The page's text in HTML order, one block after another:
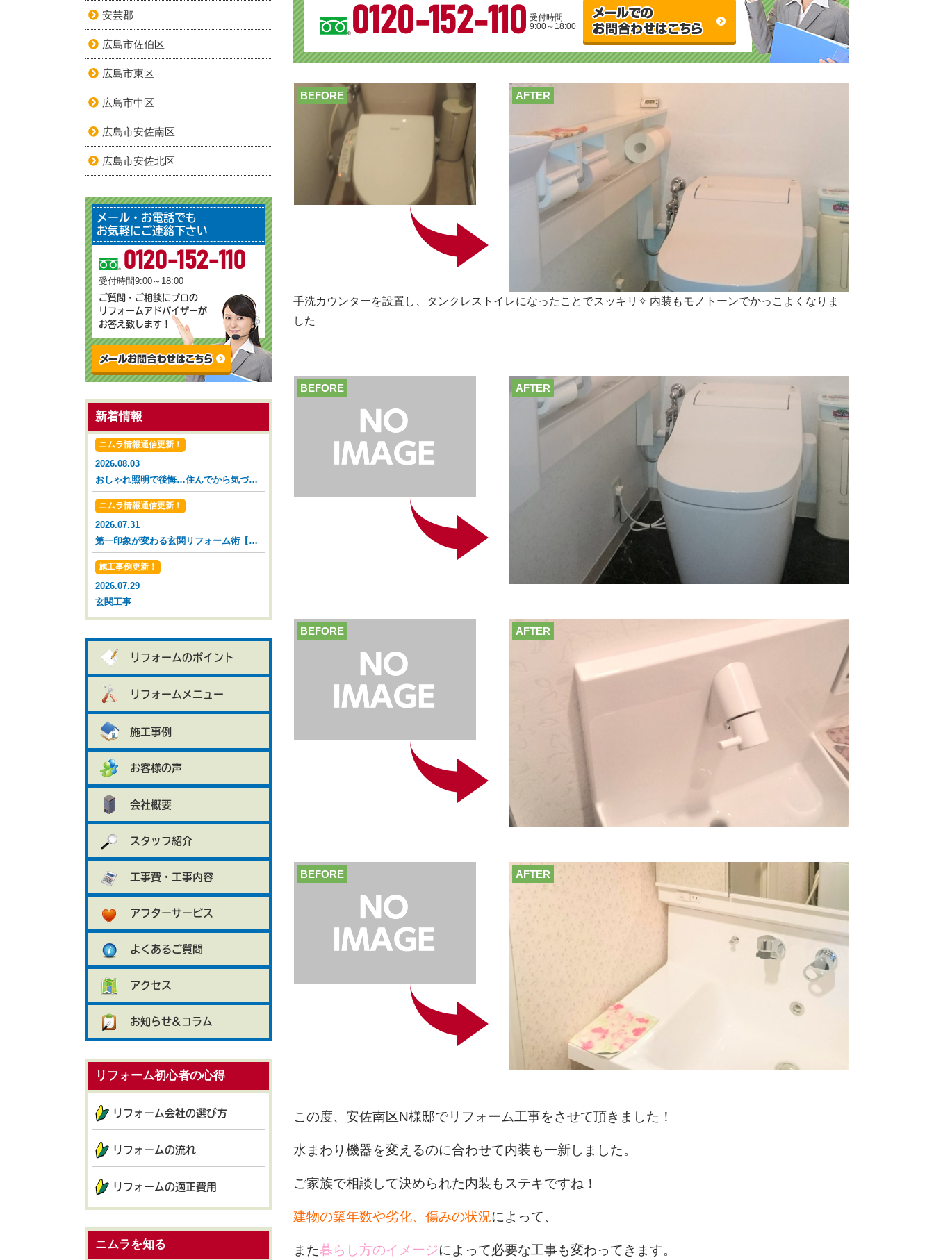
0120-152-110 受付時間
9:00～18:00
AFTER
BEFORE
手洗カウンターを設置し、タンクレストイレになったことでスッキリ✧ 内装もモノトーンでかっこよくなりま
した
AFTER
BEFORE
AFTER
BEFORE
AFTER
BEFORE
この度、安佐南区N様邸でリフォーム工事をさせて頂きました！
水まわり機器を変えるのに合わせて内装も一新しました。
ご家族で相談して決められた内装もステキですね！
建物の築年数や劣化、傷みの状況によって、
また暮らし方のイメージによって必要な工事も変わってきます。
安芸郡
広島市佐伯区
広島市東区
広島市中区
広島市安佐南区
広島市安佐北区
メール・お電話でも
お気軽にご連絡下さい
0120-152-110
受付時間9:00～18:00
ご質問・ご相談にプロの
リフォームアドバイザーが
お答え致します！
新着情報
ニムラ情報通信更新！
2026.08.03
おしゃれ照明で後悔…住んでから気づいた落とし穴【広島市 安佐南区 安佐北区】
ニムラ情報通信更新！
2026.07.31
第一印象が変わる玄関リフォーム術【広島市 安佐南区 安佐北区】
施工事例更新！
2026.07.29
玄関工事
リフォームのポイント
リフォームメニュー
施工事例
お客様の声
会社概要
スタッフ紹介
工事費・工事内容
アフターサービス
よくあるご質問
アクセス
お知らせ&コラム
リフォーム初心者の心得
リフォーム会社の選び方
リフォームの流れ
リフォームの適正費用
ニムラを知る